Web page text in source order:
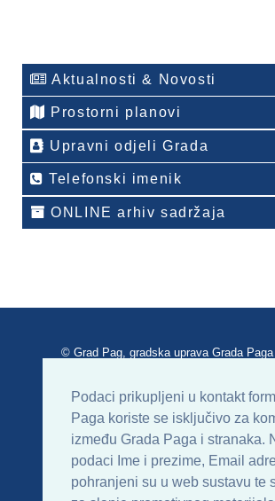
Podaci prikupljeni u kontakt
Paga koriste se isključivo za
između Grada Paga i stranaka.
podaci Ime i prezime, Email
pohranjeni su u web sustavu te
Aktualnosti & Novosti
Prostorni planovi
Upravni odjeli Grada
Telefonski imenik
ONLINE arhiv sadržaja
© Grad Pag, gradska uprava Grada
Uvjeti korištenja Impressum
Sitemap
RSS